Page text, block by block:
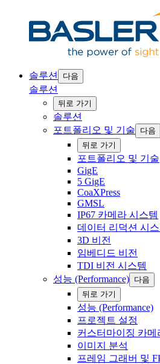
솔루션 다음
솔루션
‍뒤로 ‍가기
솔루션
포트폴리오 및 기술
다음
‍뒤로 ‍가기
포트폴리오 및 기술
GigE
5 GigE
CoaXPress
GMSL
IP67 카메라 시스템
데이터 리덕션 시
3D 비전
임베디드 비전
TDI 비전 시스템
성능 (Performance) 다음
‍뒤로 ‍가기
성능 (Performance)
프로젝트 설정
커스터마이징 카메
이미지 분석
프레임 그래버 및